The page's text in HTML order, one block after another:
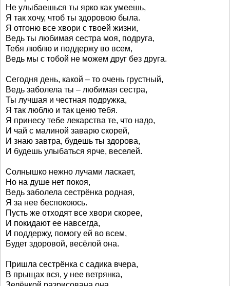
Не улыбаешься ты ярко как умеешь,
Я так хочу, чтоб ты здоровою была.
Я отгоню все хвори с твоей жизни,
Ведь ты любимая сестра моя, подруга,
Тебя люблю и поддержу во всем,
Ведь мы с тобой не можем друг без друга.
Сегодня день, какой – то очень грустный,
Ведь заболела ты – любимая сестра,
Ты лучшая и честная подружка,
Я так люблю и так ценю тебя.
Я принесу тебе лекарства те, что надо,
И чай с малиной заварю скорей,
И знаю завтра, будешь ты здорова,
И будешь улыбаться ярче, веселей.
Солнышко нежно лучами ласкает,
Но на душе нет покоя,
Ведь заболела сестрёнка родная,
Я за нее беспокоюсь.
Пусть же отходят все хвори скорее,
И покидают ее навсегда,
И поддержу, помогу ей во всем,
Будет здоровой, весёлой она.
Пришла сестрёнка с садика вчера,
В прыщах вся, у нее ветрянка,